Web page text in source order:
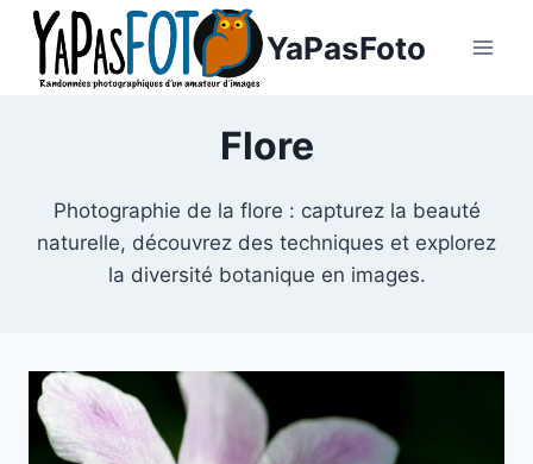
Aller
contenu
YaPasFoto
Flore
Photographie de la flore : capturez la beauté
naturelle, découvrez des techniques et explorez
la diversité botanique en images.